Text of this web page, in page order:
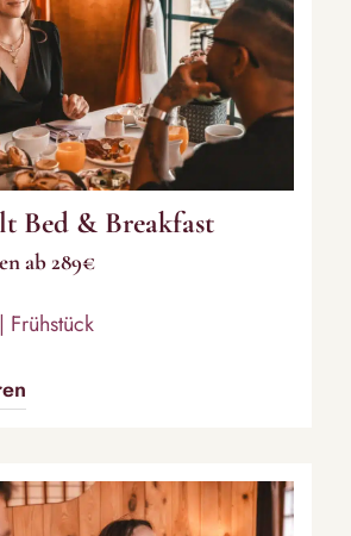
Bed & Breakfast
ab 289€
Frühstück